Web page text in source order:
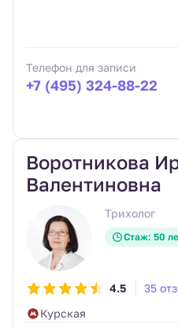
Телефон для записи
+7 (495) 324-88-22
Воротникова
Валентиновна
Трихолог
Стаж: 50
4.5
35
Курская